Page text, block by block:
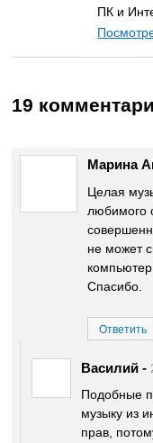
ПК и
19
Марина
Целая
любимого
не может
Спасибо.
Ответить
Василий -
Подобные
музыку из
прав,